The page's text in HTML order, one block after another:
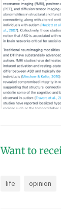
Want to
life opinion